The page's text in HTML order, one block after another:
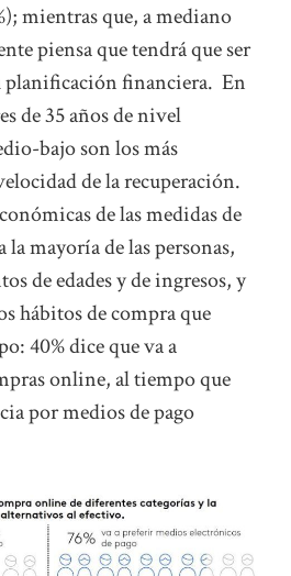
mientras que, a mediano
piensa que tendrá que ser
planificación financiera. En
de 35 años de nivel
bajo son los más
de la recuperación.
de las medidas de
mayoría de las personas,
de edades y de ingresos, y
hábitos de compra que
40% dice que va a
online, al tiempo que
por medios de pago